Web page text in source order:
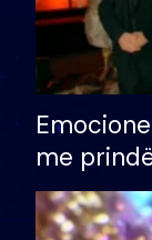
me
divorci